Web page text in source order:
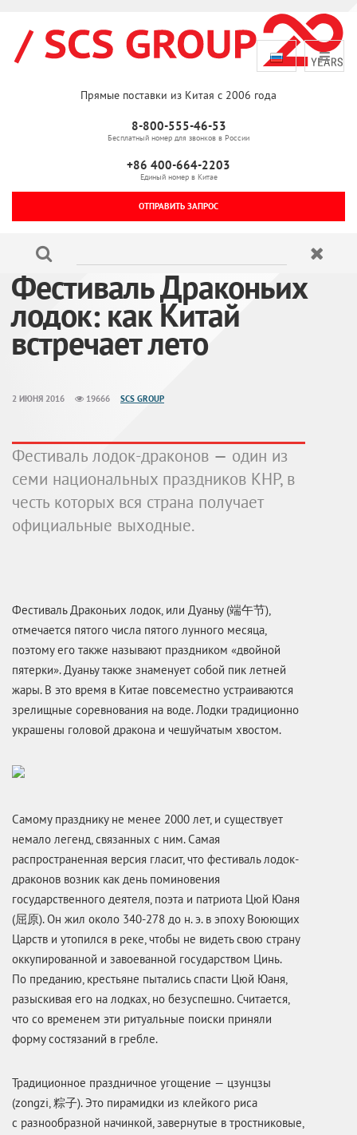
Прямые поставки из Китая с 2006 года
8-800-555-46-53
Бесплатный номер для звонков в России
+86 400-664-2203
Единый номер в Китае
ОТПРАВИТЬ ЗАПРОС
Фестиваль Драконьих
лодок: как Китай
встречает лето
2 ИЮНЯ 2016 19666 SCS GROUP
Фестиваль лодок-драконов — один из
семи национальных праздников КНР, в
честь которых вся страна получает
официальные выходные.
Фестиваль Драконьих лодок, или Дуаньу (端午节),
отмечается пятого числа пятого лунного месяца,
поэтому его также называют праздником «двойной
пятерки». Дуаньу также знаменует собой пик летней
жары. В это время в Китае повсеместно устраиваются
зрелищные соревнования на воде. Лодки традиционно
украшены головой дракона и чешуйчатым хвостом.
Самому празднику не менее 2000 лет, и существует
немало легенд, связанных с ним. Самая
распространенная версия гласит, что фестиваль лодок-
драконов возник как день поминовения
государственного деятеля, поэта и патриота Цюй Юаня
(屈原). Он жил около 340-278 до н. э. в эпоху Воюющих
Царств и утопился в реке, чтобы не видеть свою страну
оккупированной и завоеванной государством Цинь.
По преданию, крестьяне пытались спасти Цюй Юаня,
разыскивая его на лодках, но безуспешно. Считается,
что со временем эти ритуальные поиски приняли
форму состязаний в гребле.
Традиционное праздничное угощение — цзунцзы
(zongzi, 粽子). Это пирамидки из клейкого риса
с разнообразной начинкой, завернутые в тростниковые,